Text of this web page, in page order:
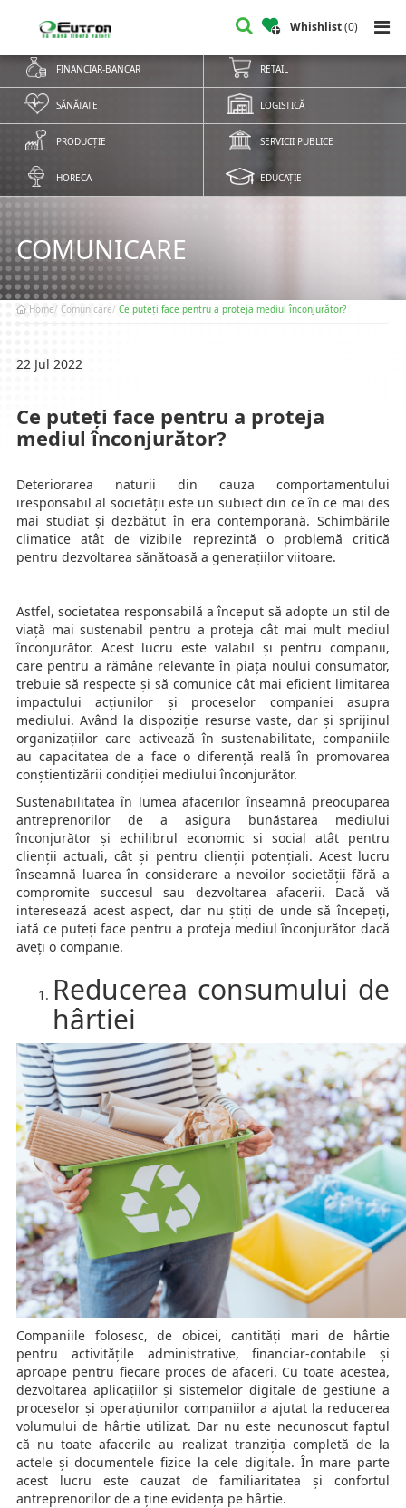
Whishlist(0)
FINANCIAR-BANCAR RETAIL
SĂNĂTATE LOGISTICĂ
PRODUCȚIE SERVICII PUBLICE
HORECA EDUCAȚIE
COMUNICARE
Home Comunicare Ce puteți face pentru a proteja mediul înconjurător?
22 Jul 2022
Ce puteți face pentru a proteja
mediul înconjurător?
Deteriorarea naturii din cauza comportamentului
iresponsabil al societății este un subiect din ce în ce mai des
mai studiat și dezbătut în era contemporană. Schimbările
climatice atât de vizibile reprezintă o problemă critică
pentru dezvoltarea sănătoasă a generațiilor viitoare.
Astfel, societatea responsabilă a început să adopte un stil de
viață mai sustenabil pentru a proteja cât mai mult mediul
înconjurător. Acest lucru este valabil și pentru companii,
care pentru a rămâne relevante în piața noului consumator,
trebuie să respecte și să comunice cât mai eficient limitarea
impactului acțiunilor și proceselor companiei asupra
mediului. Având la dispoziție resurse vaste, dar și sprijinul
organizațiilor care activează în sustenabilitate, companiile
au capacitatea de a face o diferență reală în promovarea
conștientizării condiției mediului înconjurător.
Sustenabilitatea în lumea afacerilor înseamnă preocuparea
antreprenorilor de a asigura bunăstarea mediului
înconjurător și echilibrul economic și social atât pentru
clienții actuali, cât și pentru clienții potențiali. Acest lucru
înseamnă luarea în considerare a nevoilor societății fără a
compromite succesul sau dezvoltarea afacerii. Dacă vă
interesează acest aspect, dar nu știți de unde să începeți,
iată ce puteți face pentru a proteja mediul înconjurător dacă
aveți o companie.
Reducerea consumului de
hârtiei
Companiile folosesc, de obicei, cantități mari de hârtie
pentru activitățile administrative, financiar-contabile și
aproape pentru fiecare proces de afaceri. Cu toate acestea,
dezvoltarea aplicațiilor și sistemelor digitale de gestiune a
proceselor și operațiunilor companiilor a ajutat la reducerea
volumului de hârtie utilizat. Dar nu este necunoscut faptul
că nu toate afacerile au realizat tranziția completă de la
actele și documentele fizice la cele digitale. În mare parte
acest lucru este cauzat de familiaritatea și confortul
antreprenorilor de a ține evidența pe hârtie.